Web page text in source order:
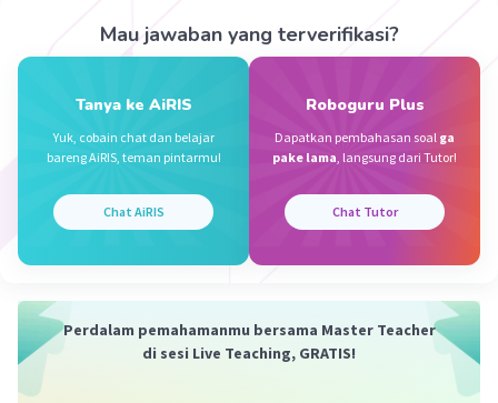
Iklan
Mau jawaban yang terverifikasi?
Tanya ke AiRIS
Yuk, cobain chat dan belajar
bareng AiRIS, teman pintarmu!
Chat AiRIS
Roboguru Plus
Dapatkan pembahasan soal ga
pake lama, langsung dari Tutor!
Chat Tutor
Perdalam pemahamanmu bersama Master Teacher
di sesi Live Teaching, GRATIS!